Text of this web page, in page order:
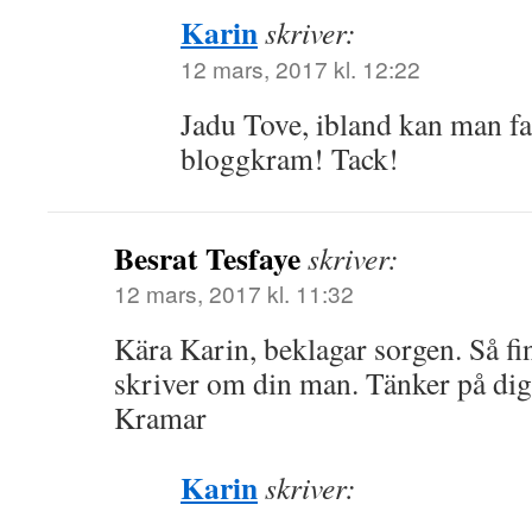
Karinskriver:
12 mars, 2017 kl. 12:22
Jadu Tove, ibland kan man
bloggkram! Tack!
Besrat Tesfayeskriver:
12 mars, 2017 kl. 11:32
Kära Karin, beklagar sorgen. Så
skriver om din man. Tänker på
Kramar
Karinskriver: